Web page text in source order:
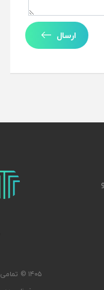
ارسال
تکراتو –
۱۴۰۵ © تمامی حقوق این وب سایت برای